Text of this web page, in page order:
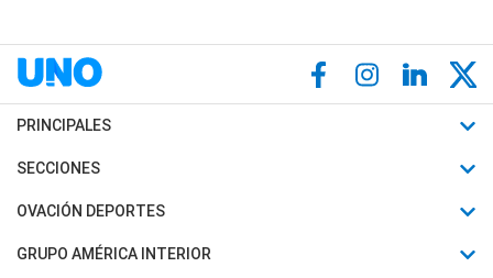
PRINCIPALES
Últimas Noticias
Política
SECCIONES
Horóscopo
Motores
OVACIÓN DEPORTES
Fútbol
GRUPO AMÉRICA INTERIOR